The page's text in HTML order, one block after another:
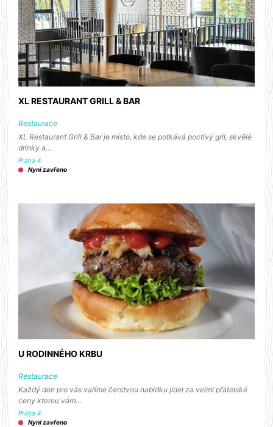
XL RESTAURANT GRILL & BAR
Restaurace
XL Restaurant Grill & Bar je místo, kde se potkává poctivý gril, skvělé
drinky a…
Praha 4
Nyní zavřeno
U RODINNÉHO KRBU
Restaurace
Každý den pro vás vaříme čerstvou nabídku jídel za velmi přátelské
ceny kterou vám…
Praha 4
Nyní zavřeno